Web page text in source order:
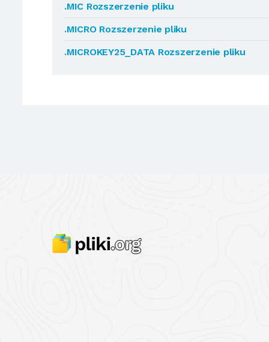
.MIC Rozszerzenie pliku
.MICRO Rozszerzenie pliku
.MICROKEY25_DATA Rozszerzenie pliku